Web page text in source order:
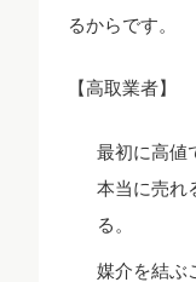
るからです。
【高取業者】
最初に高値
本当に売れ
る。
媒介を結ぶ